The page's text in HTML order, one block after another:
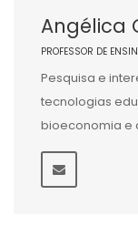
Angélica
PROFESSOR DE
Pesquisa e
tecnologias
bioeconomia e